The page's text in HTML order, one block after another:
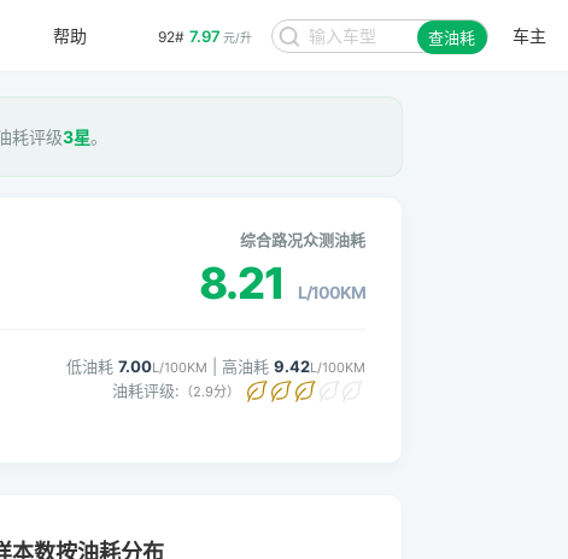
92# 7.97 元/升 查油耗 车主
帮助
耗评级3星。
综合路况众测油耗
8.21 L/100KM
低油耗 7.00L/100KM | 高油耗 9.42L/100KM
油耗评级: （2.9分）